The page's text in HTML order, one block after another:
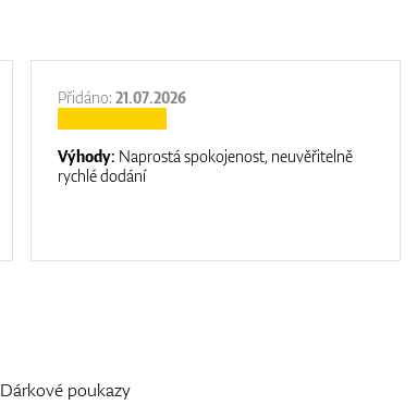
Přidáno:21.07.2026
Výhody: Naprostá spokojenost, neuvěřitelně
rychlé dodání
Dárkové poukazy